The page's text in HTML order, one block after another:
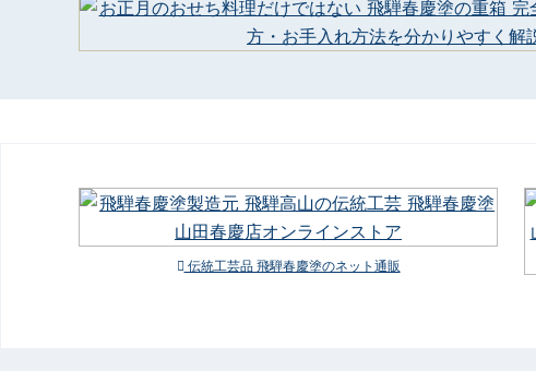
伝統工芸品 飛騨春慶塗のネット通販